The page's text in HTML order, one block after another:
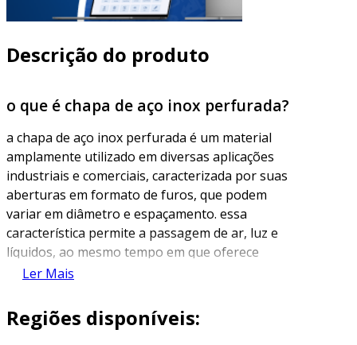
Descrição do produto
o que é chapa de aço inox perfurada?
a chapa de aço inox perfurada é um material
amplamente utilizado em diversas aplicações
industriais e comerciais, caracterizada por suas
aberturas em formato de furos, que podem
variar em diâmetro e espaçamento. essa
característica permite a passagem de ar, luz e
líquidos, ao mesmo tempo em que oferece
suporte estrutural e resistência a corrosão,
agressivos.
Ler Mais
Regiões disponíveis: